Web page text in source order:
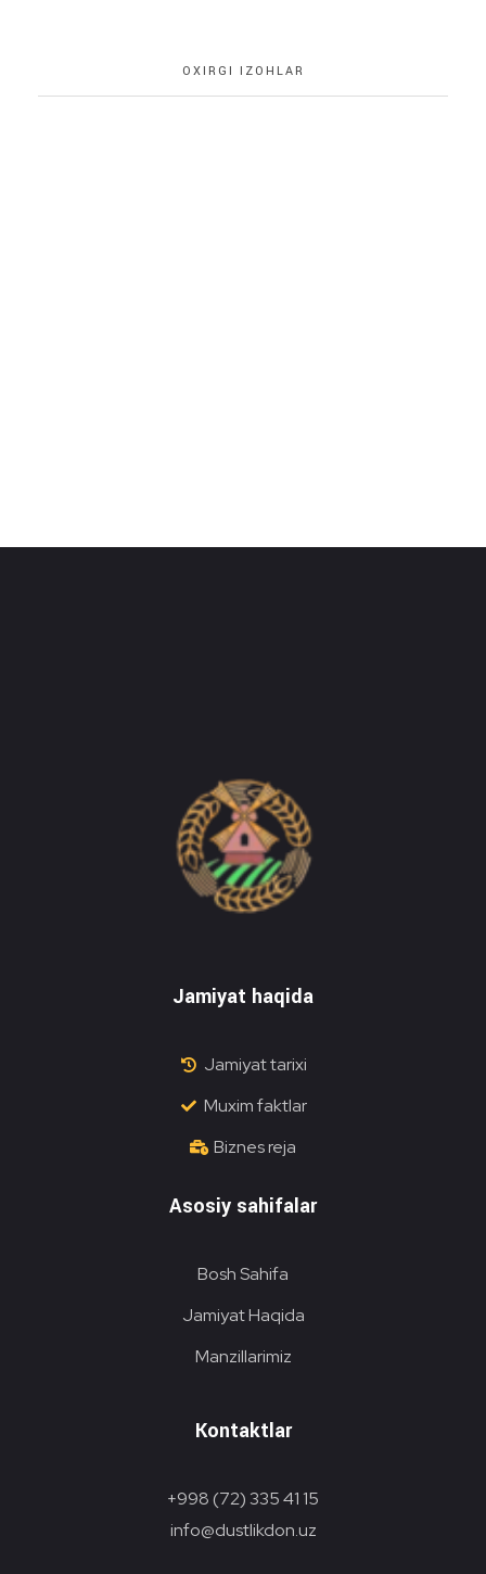
OXIRGI IZOHLAR
Jamiyat haqida
Jamiyat tarixi
Muxim faktlar
Biznes reja
Asosiy sahifalar
Bosh Sahifa
Jamiyat Haqida
Manzillarimiz
Kontaktlar
+998 (72) 335 41 15
info@dustlikdon.uz